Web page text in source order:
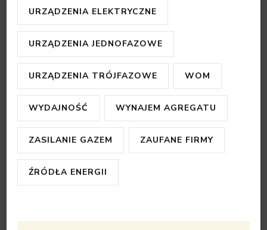
URZĄDZENIA ELEKTRYCZNE
URZĄDZENIA JEDNOFAZOWE
URZĄDZENIA TRÓJFAZOWE WOM
WYDAJNOŚĆ WYNAJEM AGREGATU
ZASILANIE GAZEM ZAUFANE FIRMY
ŹRÓDŁA ENERGII